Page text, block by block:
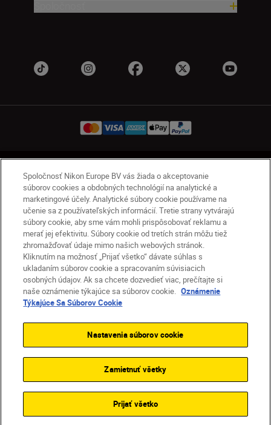
SK Nikon Sites
Kontakt
Oznámenie o ochrane osobných údajov
Podmienky používania
Nikon Store – zmluvné podmienky
Oznámenie týkajúce sa súborov cookie
Prístupnosť
Nastavenia súborov cookie
© 2026 Nikon
Spoločnosť Nikon Europe BV vás žiada o akceptovanie
súborov cookies a obdobných technológií na analytické a
marketingové účely. Analytické súbory cookie používame na
učenie sa z používateľských informácií. Tretie strany vytvárajú
súbory cookie, aby sme vám mohli prispôsobovať reklamu a
merať jej efektivitu. Súbory cookie od tretích strán môžu tiež
zhromažďovať údaje mimo našich webových stránok.
Kliknutím na možnosť „Prijať všetko“ dávate súhlas s
ukladaním súborov cookie a spracovaním súvisiacich
osobných údajov. Ak sa chcete dozvedieť viac, prečítajte si
naše oznámenie týkajúce sa súborov cookie. Oznámenie
Týkajúce Sa Súborov Cookie
Nastavenia súborov cookie
Zamietnuť všetky
Prijať všetko